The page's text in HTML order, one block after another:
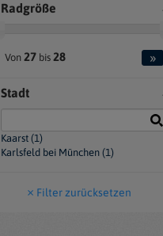
Radgröße
Von 27 bis 28 »
Stadt
Kaarst (1)
Karlsfeld bei München (1)
Filter zurücksetzen